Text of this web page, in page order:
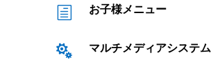
h お子様メニュー
 マルチメディアシステム